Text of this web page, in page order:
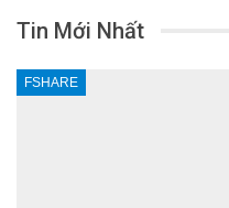
Tin Mới Nhất
FSHARE